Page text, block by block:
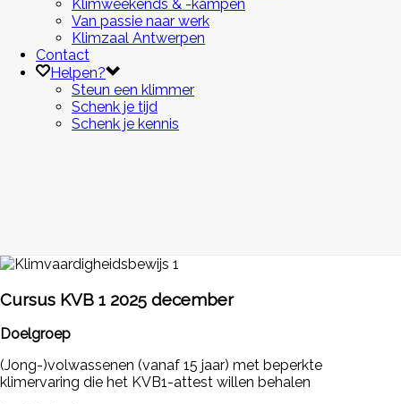
Klimweekends & -kampen
Van passie naar werk
Klimzaal Antwerpen
Contact
Helpen?
Steun een klimmer
Schenk je tijd
Schenk je kennis
Cursus KVB 1 2025 december
Doelgroep
(Jong-)volwassenen (vanaf 15 jaar) met beperkte
klimervaring die het KVB1-attest willen behalen